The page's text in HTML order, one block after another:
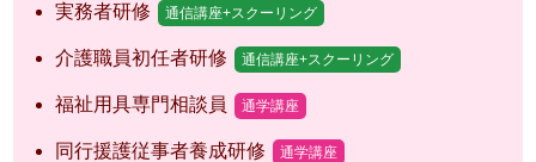
実務者研修 通信講座+スクーリング
介護職員初任者研修 通信講座+スクーリング
福祉用具専門相談員 通学講座
同行援護従事者養成研修 通学講座